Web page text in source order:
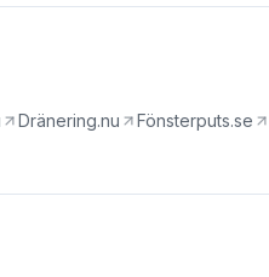
Dränering.nu Fönsterputs.se